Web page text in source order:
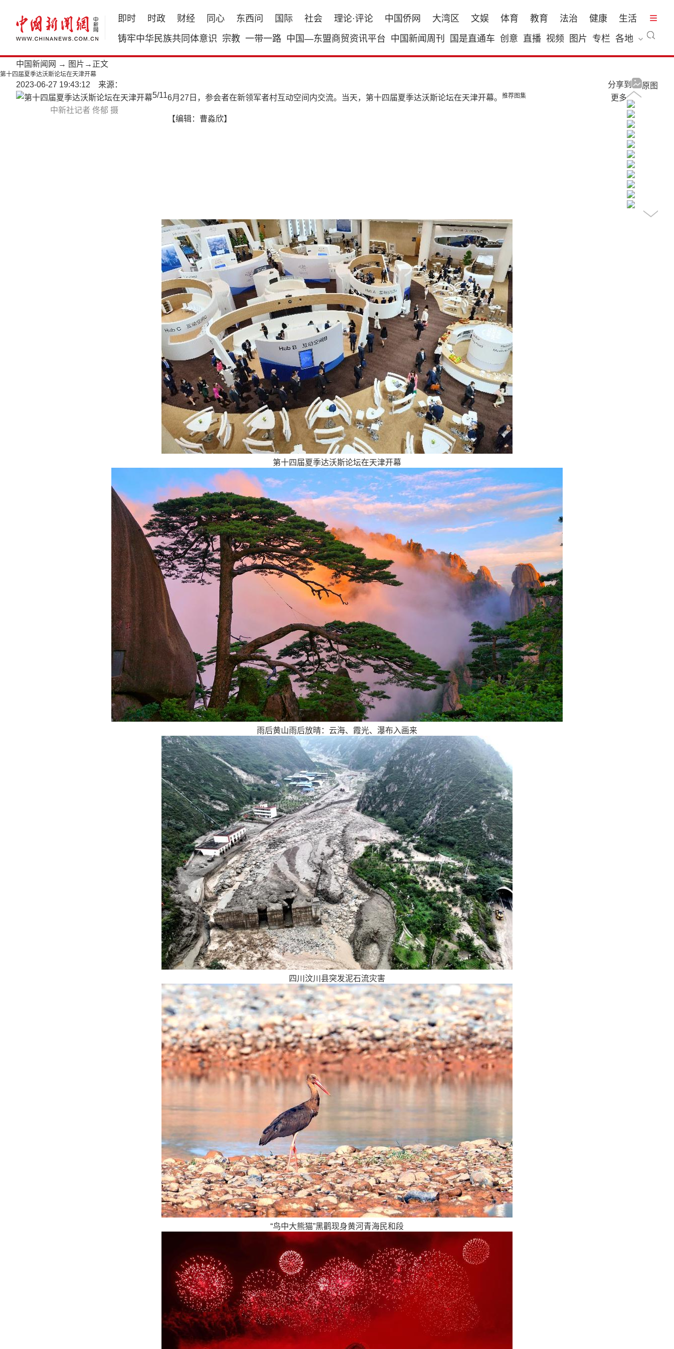
即时 时政 财经 同心 东西问 国际 社会 理论·评论 中国侨网 大湾区 文娱 体育 教育 法治 健康
生活
铸牢中华民族共同体意识 宗教 一带一路 中国—东盟商贸资讯平台 中国新闻周刊 国是直通车 创意 直播 视频 图片 专栏 各地
中国新闻网 → 图片 →正文
第十四届夏季达沃斯论坛在天津开幕
2023-06-27 19:43:12 来源： 原图
分享到
中新社记者 佟郁 摄
5/116月27日，参会者在新领军者村互动空间内交流。当天，第十四届夏季达沃斯论坛在天津开幕。
【编辑：曹淼欣】
推荐图集 更多
第十四届夏季达沃斯论坛在天津开幕
雨后黄山雨后放晴：云海、霞光、瀑布入画来
四川汶川县突发泥石流灾害
“鸟中大熊猫”黑鹳现身黄河青海民和段